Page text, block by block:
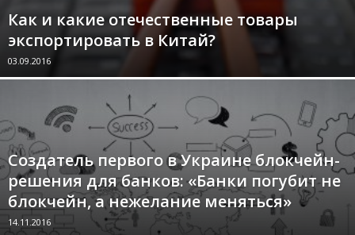
Как и какие отечественные товары
экспортировать в Китай?
03.09.2016
Cоздатель первого в Украине блокчейн-
решения для банков: «Банки погубит не
блокчейн, а нежелание меняться»
14.11.2016